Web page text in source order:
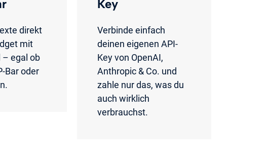
direkt
mit
– egal ob
Bar oder
Key
Verbinde einfach
deinen eigenen API-
Key von OpenAI,
Anthropic & Co. und
zahle nur das, was du
auch wirklich
verbrauchst.